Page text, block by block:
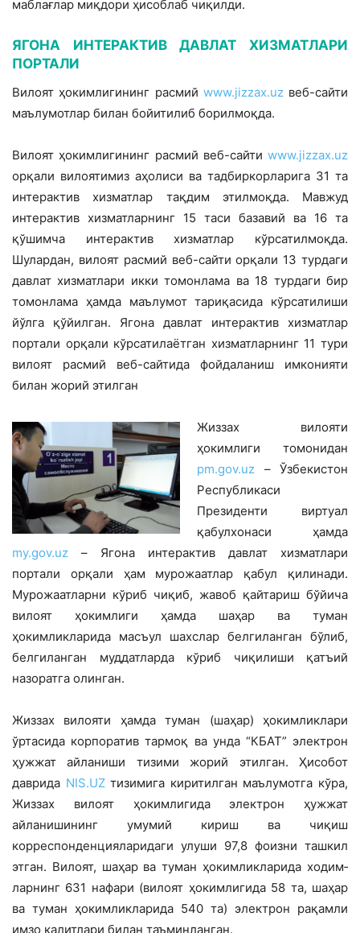
маблағлар миқдори ҳисоблаб чиқилди.
ЯГОНА ИНТЕРАКТИВ ДАВЛАТ ХИЗМАТЛАРИ
ПОРТАЛИ
Вилоят ҳокимлигининг расмий www.jizzax.uzвеб-сайти
маълумотлар билан бойитилиб борилмоқда.
Вилоят ҳокимлигининг расмий веб-сайти www.jizzax.uz
орқали вилоя­тимиз аҳолиси ва тадбиркорларига 31 та
интерактив хизматлар тақдим этилмоқда. Мавжуд
интерактив хизматларнинг 15 таси базавий ва 16 та
қўшимча интерак­тив хизматлар кўрсатилмоқда.
Шулардан, вилоят расмий веб-сайти орқали 13 турдаги
давлат хизматлари икки томон­лама ва 18 турдаги бир
томонлама ҳамда маълумот тариқасида кўрсатилиши
йўлга қўйилган. Ягона давлат интерактив хиз­матлар
портали орқали кўрсатилаётган хизматларнинг 11 тури
вилоят расмий веб-сайтида фойдаланиш имконияти
билан жорий этилган
Жиззах вилояти
ҳокимлиги томони­дан
pm.gov.uz – Ўзбекистон
Республикаси
Президенти виртуал
қабулхонаси ҳамда
my.gov.uz – Ягона интерактив давлат хизматлари
портали орқали ҳам муро­жаатлар қабул қилинади.
Мурожаатларни кўриб чиқиб, жавоб қайтариш бўйича
вилоят ҳокимлиги ҳамда шаҳар ва туман
ҳокимликларида масъул шахслар белги­ланган бўлиб,
белгиланган муддатлар­да кўриб чиқилиши қатъий
назоратга олинган.
Жиззах вилояти ҳамда туман (шаҳар) ҳокимликлари
ўртасида корпоратив тармоқ ва унда “КБАТ” электрон
ҳужжат айланиши тизими жорий этилган. Ҳисобот
даврида NIS.UZтизимига киритилган маъ­лумотга кўра,
Жиззах вилоят ҳокимлигида электрон ҳужжат
айланишининг умумий кириш ва чиқиш
корреспонденцияларида­ги улуши 97,8 фоизни ташкил
этган. Вилоят, шаҳар ва туман ҳокимликларида ходим­
ларнинг 631 нафари (вилоят ҳокимлигида 58 та, шаҳар
ва туман ҳокимликларида 540 та) электрон рақамли
имзо калитлари билан таъминланган.